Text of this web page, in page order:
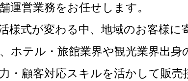
運営業務をお任せします。
様式が変わる中、地域のお客様
ホテル・旅館業界や観光業界出
・顧客対応スキルを活かして販売